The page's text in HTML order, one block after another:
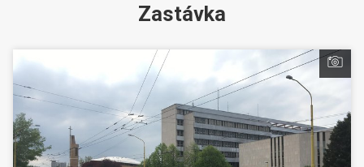
Zastávka